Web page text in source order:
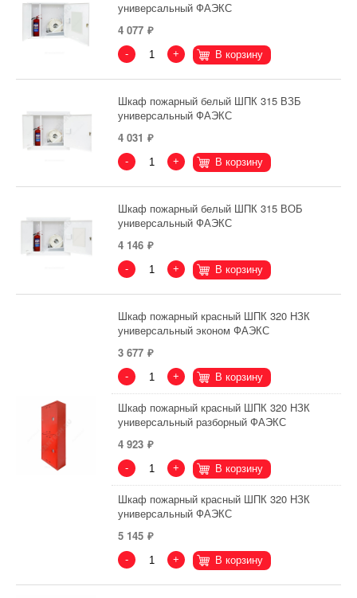
универсальный ФАЭКС
4 077
- + В корзину
Шкаф пожарный белый ШПК 315 ВЗБ
универсальный ФАЭКС
4 031
- + В корзину
Шкаф пожарный белый ШПК 315 ВОБ
универсальный ФАЭКС
4 146
- + В корзину
Шкаф пожарный красный ШПК 320 НЗК
универсальный эконом ФАЭКС
3 677
- + В корзину
Шкаф пожарный красный ШПК 320 НЗК
универсальный разборный ФАЭКС
4 923
- + В корзину
Шкаф пожарный красный ШПК 320 НЗК
универсальный ФАЭКС
5 145
- + В корзину